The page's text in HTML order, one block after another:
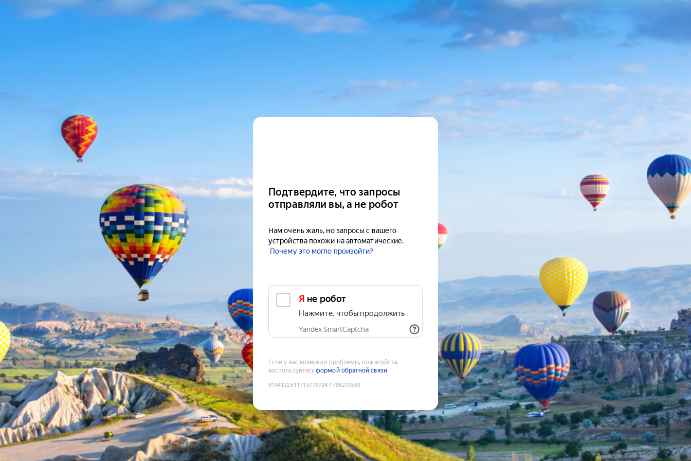
Подтвердите, что запросы
отправляли вы, а не робот
Нам очень жаль, но запросы с вашего
устройства похожи на автоматические.
Почему это могло произойти?
Я не робот
Нажмите, чтобы продолжить
Yandex SmartCaptcha
Если у вас возникли проблемы, пожалуйста,
воспользуйтесьформой обратной связи
9194122511713779724:1786270543